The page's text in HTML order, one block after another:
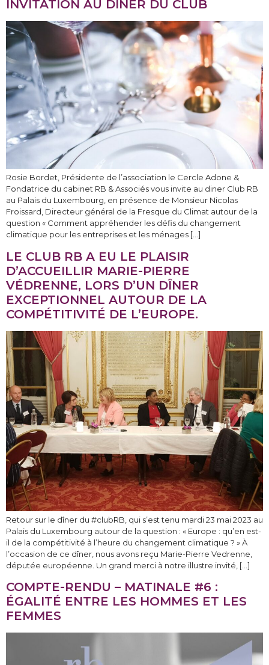
INVITATION AU DÎNER DU CLUB
Rosie Bordet, Présidente de l’association le Cercle Adone &
Fondatrice du cabinet RB & Associés vous invite au diner Club RB
au Palais du Luxembourg, en présence de Monsieur Nicolas
Froissard, Directeur général de la Fresque du Climat autour de la
question « Comment appréhender les défis du changement
climatique pour les entreprises et les ménages […]
LE CLUB RB A EU LE PLAISIR
D’ACCUEILLIR MARIE-PIERRE
VÉDRENNE, LORS D’UN DÎNER
EXCEPTIONNEL AUTOUR DE LA
COMPÉTITIVITÉ DE L’EUROPE.
Retour sur le dîner du #clubRB, qui s’est tenu mardi 23 mai 2023 au
Palais du Luxembourg autour de la question : « Europe : qu’en est-
il de la compétitivité à l’heure du changement climatique ? » À
l’occasion de ce dîner, nous avons reçu Marie-Pierre Vedrenne,
députée européenne. Un grand merci à notre illustre invité, […]
COMPTE-RENDU – MATINALE #6 :
ÉGALITÉ ENTRE LES HOMMES ET LES
FEMMES